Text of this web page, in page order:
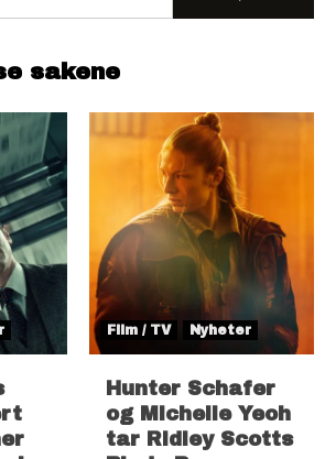
sakene
Film / TV Nyheter
Hunter Schafer
og Michelle Yeoh
tar Ridley Scotts